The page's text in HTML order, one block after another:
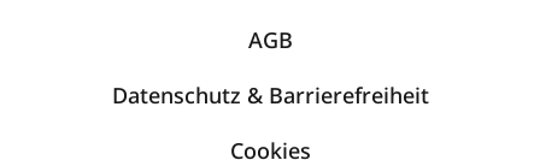
AGB
Datenschutz & Barrierefreiheit
Cookies